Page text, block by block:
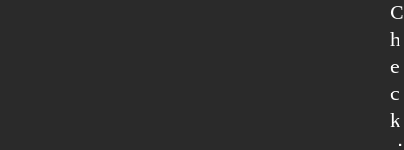
C
h
e
c
k